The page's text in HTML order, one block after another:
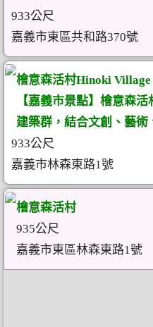
933公尺
嘉義市東區共和路370號
檜意森活村Hinoki Village
【嘉義市景點】檜意森
建築群，結合文創、藝術
933公尺
嘉義市林森東路1號
檜意森活村
935公尺
嘉義市東區林森東路1號